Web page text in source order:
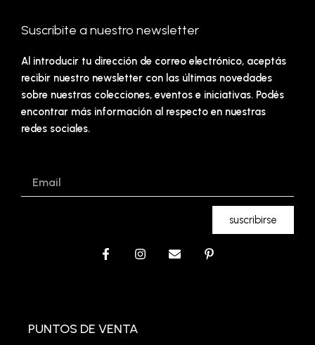
Suscribite a nuestro newsletter
Al introducir tu dirección de correo electrónico, aceptás
recibir nuestro newsletter con las últimas novedades
sobre nuestras colecciones, eventos e iniciativas. Podés
encontrar más información al respecto en nuestras
redes sociales.
suscribirse
F
o
k
I
E
P
PUNTOS DE VENTA